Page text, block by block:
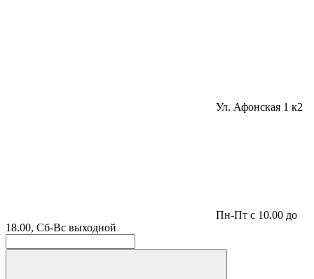
Ул. Афонская 1 к2
Пн-Пт с 10.00 до
18.00, Сб-Вс выходной